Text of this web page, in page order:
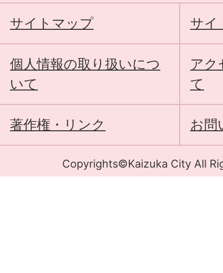
サイトマップ サイ
個人情報の取り扱いにつ
いて
アク
て
著作権・リンク お問
Copyrights©Kaizuka City All